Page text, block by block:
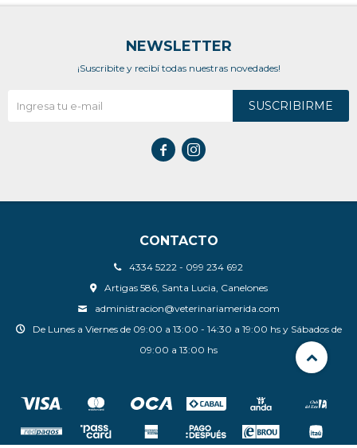
CONTACTO
4334 5222 - 099 234 692
Artigas 586, Santa Lucia, Canelones
administracion@veterinariamerida.com
De Lunes a Viernes de 09:00 a 13:00 - 14:30 a 19:00 hs y Sábados de
09:00 a 13:00 hs
NEWSLETTER
¡Suscribite y recibí todas nuestras novedades!
SUSCRIBIRME
 